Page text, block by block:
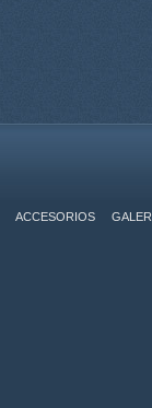
ACCESORIOS